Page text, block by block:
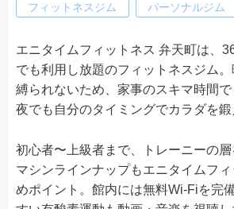
フィットネスジム パーソナルジム
エニタイムフィットネス 弁天町は、
でも利用し放題のフィットネスジム
縛られないため、家事のスキマ時間
夜でも自分のタイミングでカラダを鍛
初心者〜上級者まで、トレーニーの
マシンラインナップもエニタイムフ
めポイント。館内には無料Wi-Fiを完